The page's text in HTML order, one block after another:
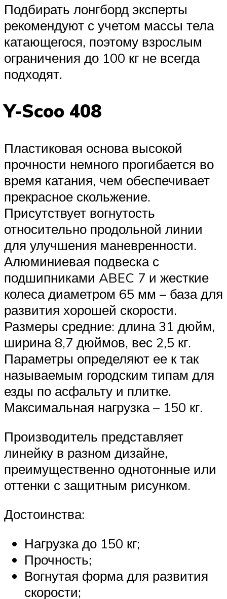
Подбирать лонгборд эксперты
рекомендуют с учетом массы тела
катающегося, поэтому взрослым
ограничения до 100 кг не всегда
подходят.
Y-Scoo 408
Пластиковая основа высокой
прочности немного прогибается во
время катания, чем обеспечивает
прекрасное скольжение.
Присутствует вогнутость
относительно продольной линии
для улучшения маневренности.
Алюминиевая подвеска с
подшипниками ABEC 7 и жесткие
колеса диаметром 65 мм – база для
развития хорошей скорости.
Размеры средние: длина 31 дюйм,
ширина 8,7 дюймов, вес 2,5 кг.
Параметры определяют ее к так
называемым городским типам для
езды по асфальту и плитке.
Максимальная нагрузка – 150 кг.
Производитель представляет
линейку в разном дизайне,
преимущественно однотонные или
оттенки с защитным рисунком.
Достоинства:
Нагрузка до 150 кг;
Прочность;
Вогнутая форма для развития
скорости;